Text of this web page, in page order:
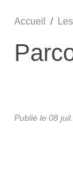
Accueil
Publié le 08